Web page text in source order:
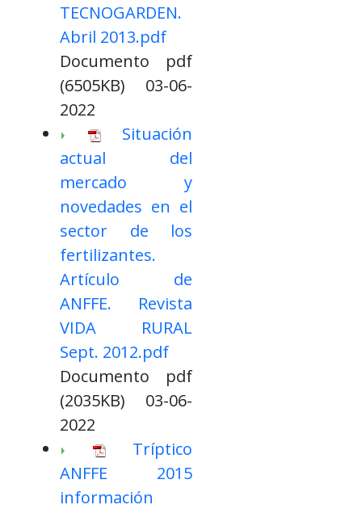
TECNOGARDEN.
Abril 2013.pdf
Documento pdf
(6505KB) 03-06-
2022
Situación
actual del
mercado y
novedades en el
sector de los
fertilizantes.
Artículo de
ANFFE. Revista
VIDA RURAL
Sept. 2012.pdf
Documento pdf
(2035KB) 03-06-
2022
Tríptico
ANFFE 2015
información